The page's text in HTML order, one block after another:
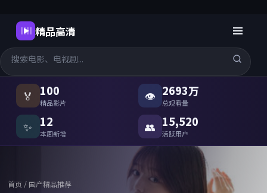
精品高清
国产精品高清在线观看-
🏅 100
精品影片 👁 2693万
总观看量
✨ 12
本周新增 👥 15,520
活跃用户
首页 / 国产精品推荐